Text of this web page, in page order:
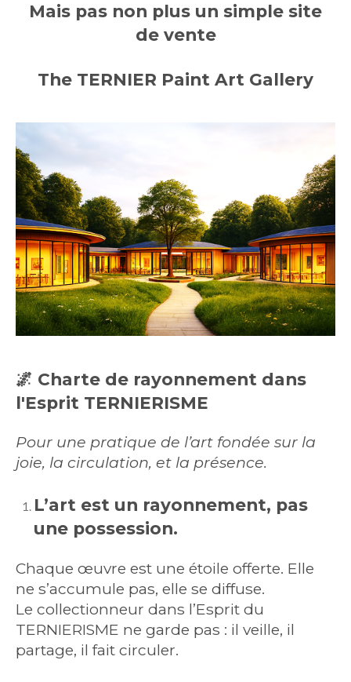
Mais pas non plus un simple site
de vente
The TERNIER Paint Art Gallery
🌌 Charte de rayonnement dans
l'Esprit TERNIERISME
Pour une pratique de l’art fondée sur la
joie, la circulation, et la présence.
L’art est un rayonnement, pas
une possession.
Chaque œuvre est une étoile offerte. Elle
ne s’accumule pas, elle se diffuse.
Le collectionneur dans l’Esprit du
TERNIERISME ne garde pas : il veille, il
partage, il fait circuler.